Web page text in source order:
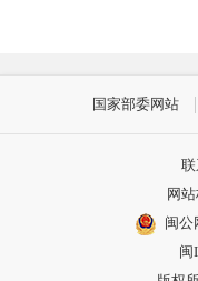
国家部委网站
网
闽公
闽